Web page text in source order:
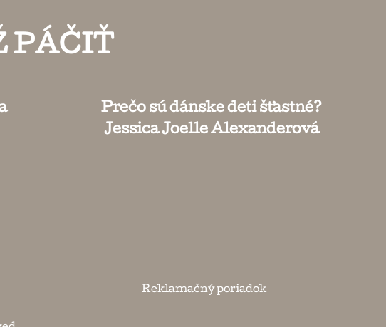
PÁČIŤ
Prečo sú dánske deti šťastné?
Jessica Joelle Alexanderová
Reklamačný poriadok